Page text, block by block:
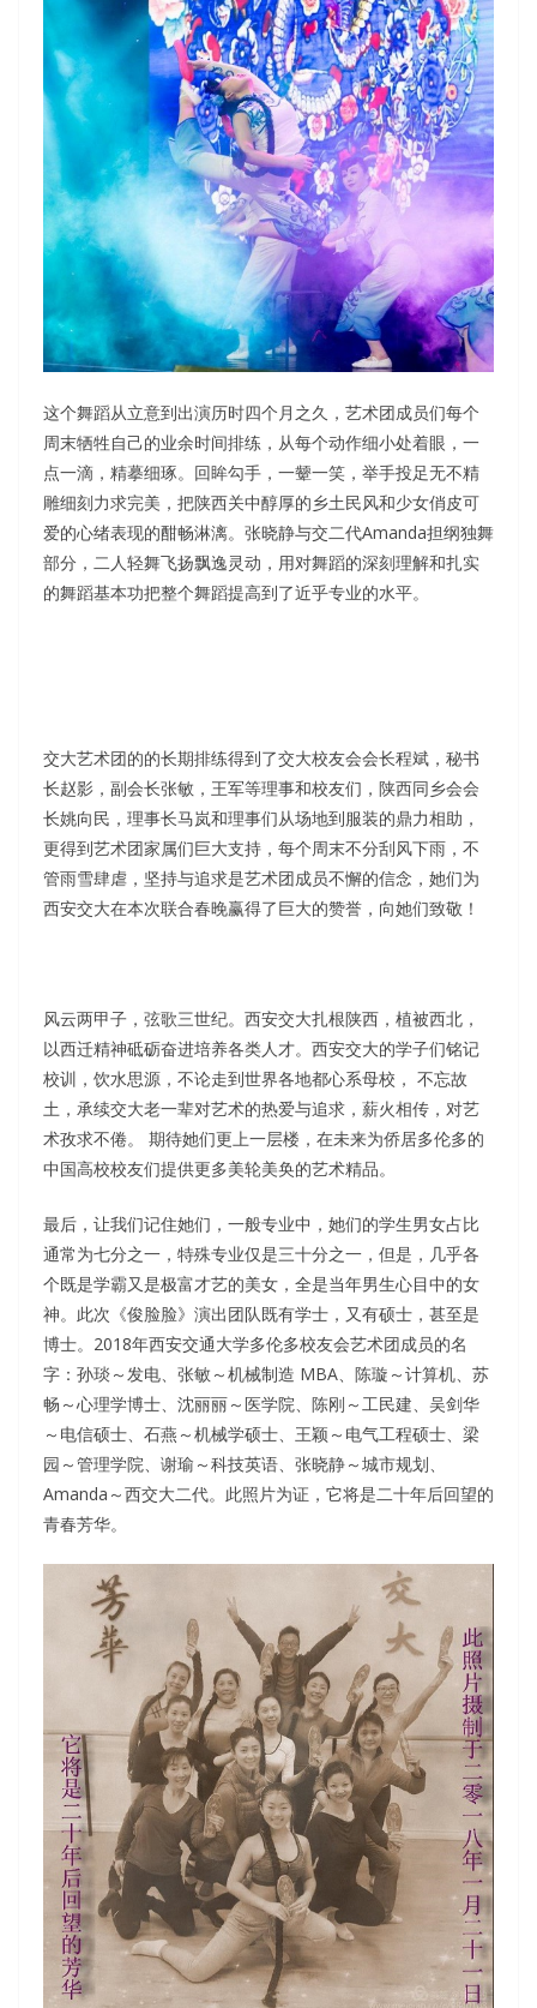
这个舞蹈从立意到出演历时四个月之久，艺术团成员们每个
周末牺牲自己的业余时间排练，从每个动作细小处着眼，一
点一滴，精摹细琢。回眸勾手，一颦一笑，举手投足无不精
雕细刻力求完美，把陕西关中醇厚的乡土民风和少女俏皮可
爱的心绪表现的酣畅淋漓。张晓静与交二代Amanda担纲独舞
部分，二人轻舞飞扬飘逸灵动，用对舞蹈的深刻理解和扎实
的舞蹈基本功把整个舞蹈提高到了近乎专业的水平。
交大艺术团的的长期排练得到了交大校友会会长程斌，秘书
长赵影，副会长张敏，王军等理事和校友们，陕西同乡会会
长姚向民，理事长马岚和理事们从场地到服装的鼎力相助，
更得到艺术团家属们巨大支持，每个周末不分刮风下雨，不
管雨雪肆虐，坚持与追求是艺术团成员不懈的信念，她们为
西安交大在本次联合春晚赢得了巨大的赞誉，向她们致敬！
风云两甲子，弦歌三世纪。西安交大扎根陕西，植被西北，
以西迁精神砥砺奋进培养各类人才。西安交大的学子们铭记
校训，饮水思源，不论走到世界各地都心系母校， 不忘故
土，承续交大老一辈对艺术的热爱与追求，薪火相传，对艺
术孜求不倦。 期待她们更上一层楼，在未来为侨居多伦多的
中国高校校友们提供更多美轮美奂的艺术精品。
最后，让我们记住她们，一般专业中，她们的学生男女占比
通常为七分之一，特殊专业仅是三十分之一，但是，几乎各
个既是学霸又是极富才艺的美女，全是当年男生心目中的女
神。此次《俊脸脸》演出团队既有学士，又有硕士，甚至是
博士。2018年西安交通大学多伦多校友会艺术团成员的名
字：孙琰～发电、张敏～机械制造 MBA、陈璇～计算机、苏
畅～心理学博士、沈丽丽～医学院、陈刚～工民建、吴剑华
～电信硕士、石燕～机械学硕士、王颖～电气工程硕士、梁
园～管理学院、谢瑜～科技英语、张晓静～城市规划、
Amanda～西交大二代。此照片为证，它将是二十年后回望的
青春芳华。